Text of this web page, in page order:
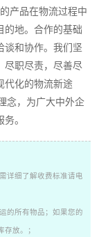
产品在物流过程中
的地。合作的基础
谈和协作。我们坚
尽职尽责，尽善尽
代化的物流新途
念，为广大中外企
。
详细了解收费标准请电
的所有物品；如果您的
放。；